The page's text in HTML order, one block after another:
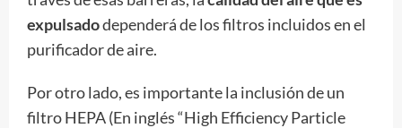
expulsadodependerá de los filtros incluidos en el
purificador de aire.
Por otro lado, es importante la inclusión de un
filtro HEPA (En inglés “High Efficiency Particle